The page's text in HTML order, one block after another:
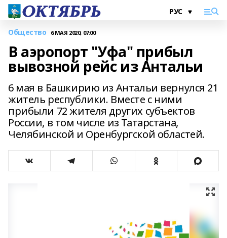
Общество 6 МАЯ 2020, 07:00
В аэропорт "Уфа" прибыл
вывозной рейс из Антальи
6 мая в Башкирию из Антальи вернулся 21
житель республики. Вместе с ними
прибыли 72 жителя других субъектов
России, в том числе из Татарстана,
Челябинской и Оренбургской областей.